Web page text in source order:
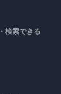
検索できる